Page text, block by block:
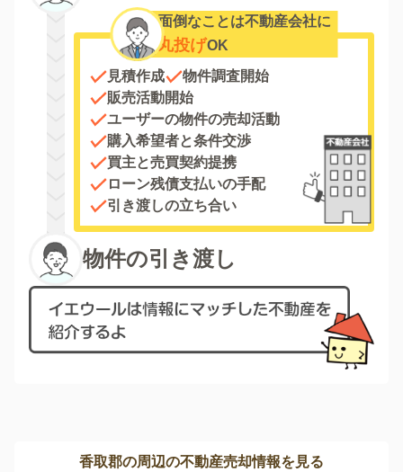
面倒なことは不動産会社に
丸投げOK
見積作成
物件調査開始
販売活動開始
ユーザーの物件の売却活動
購入希望者と条件交渉
買主と売買契約提携
ローン残債支払いの手配
引き渡しの立ち合い
物件の引き渡し
香取郡の周辺の不動産売却情報を見る